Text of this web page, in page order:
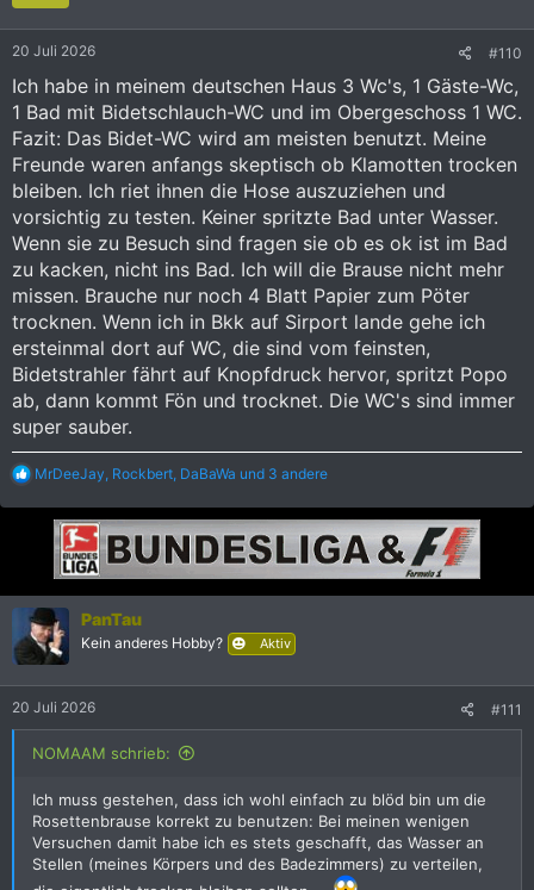
n
20 Juli 2026 #110
Ich habe in meinem deutschen Haus 3 Wc's, 1 Gäste-Wc,
1 Bad mit Bidetschlauch-WC und im Obergeschoss 1 WC.
Fazit: Das Bidet-WC wird am meisten benutzt. Meine
Freunde waren anfangs skeptisch ob Klamotten trocken
bleiben. Ich riet ihnen die Hose auszuziehen und
vorsichtig zu testen. Keiner spritzte Bad unter Wasser.
Wenn sie zu Besuch sind fragen sie ob es ok ist im Bad
zu kacken, nicht ins Bad. Ich will die Brause nicht mehr
missen. Brauche nur noch 4 Blatt Papier zum Pöter
trocknen. Wenn ich in Bkk auf Sirport lande gehe ich
ersteinmal dort auf WC, die sind vom feinsten,
Bidetstrahler fährt auf Knopfdruck hervor, spritzt Popo
ab, dann kommt Fön und trocknet. Die WC's sind immer
super sauber.
R
a
n
e
n
:
MrDeeJay Rockbert DaBaWa und 3 andere
PanTau
Kein anderes Hobby? Aktiv
20 Juli 2026 #111
NOMAAM schrieb:
Ich muss gestehen, dass ich wohl einfach zu blöd bin um die
Rosettenbrause korrekt zu benutzen: Bei meinen wenigen
Versuchen damit habe ich es stets geschafft, das Wasser an
Stellen (meines Körpers und des Badezimmers) zu verteilen,